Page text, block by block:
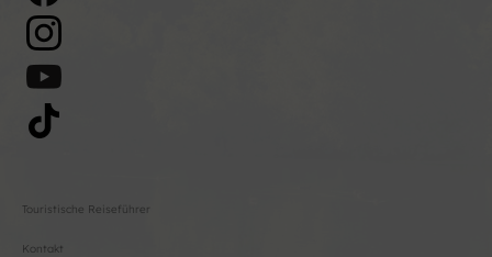
Touristische Reiseführer
Kontakt